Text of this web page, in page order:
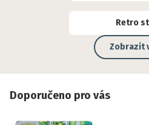
Retro
Zobrazit
Doporučeno pro vás